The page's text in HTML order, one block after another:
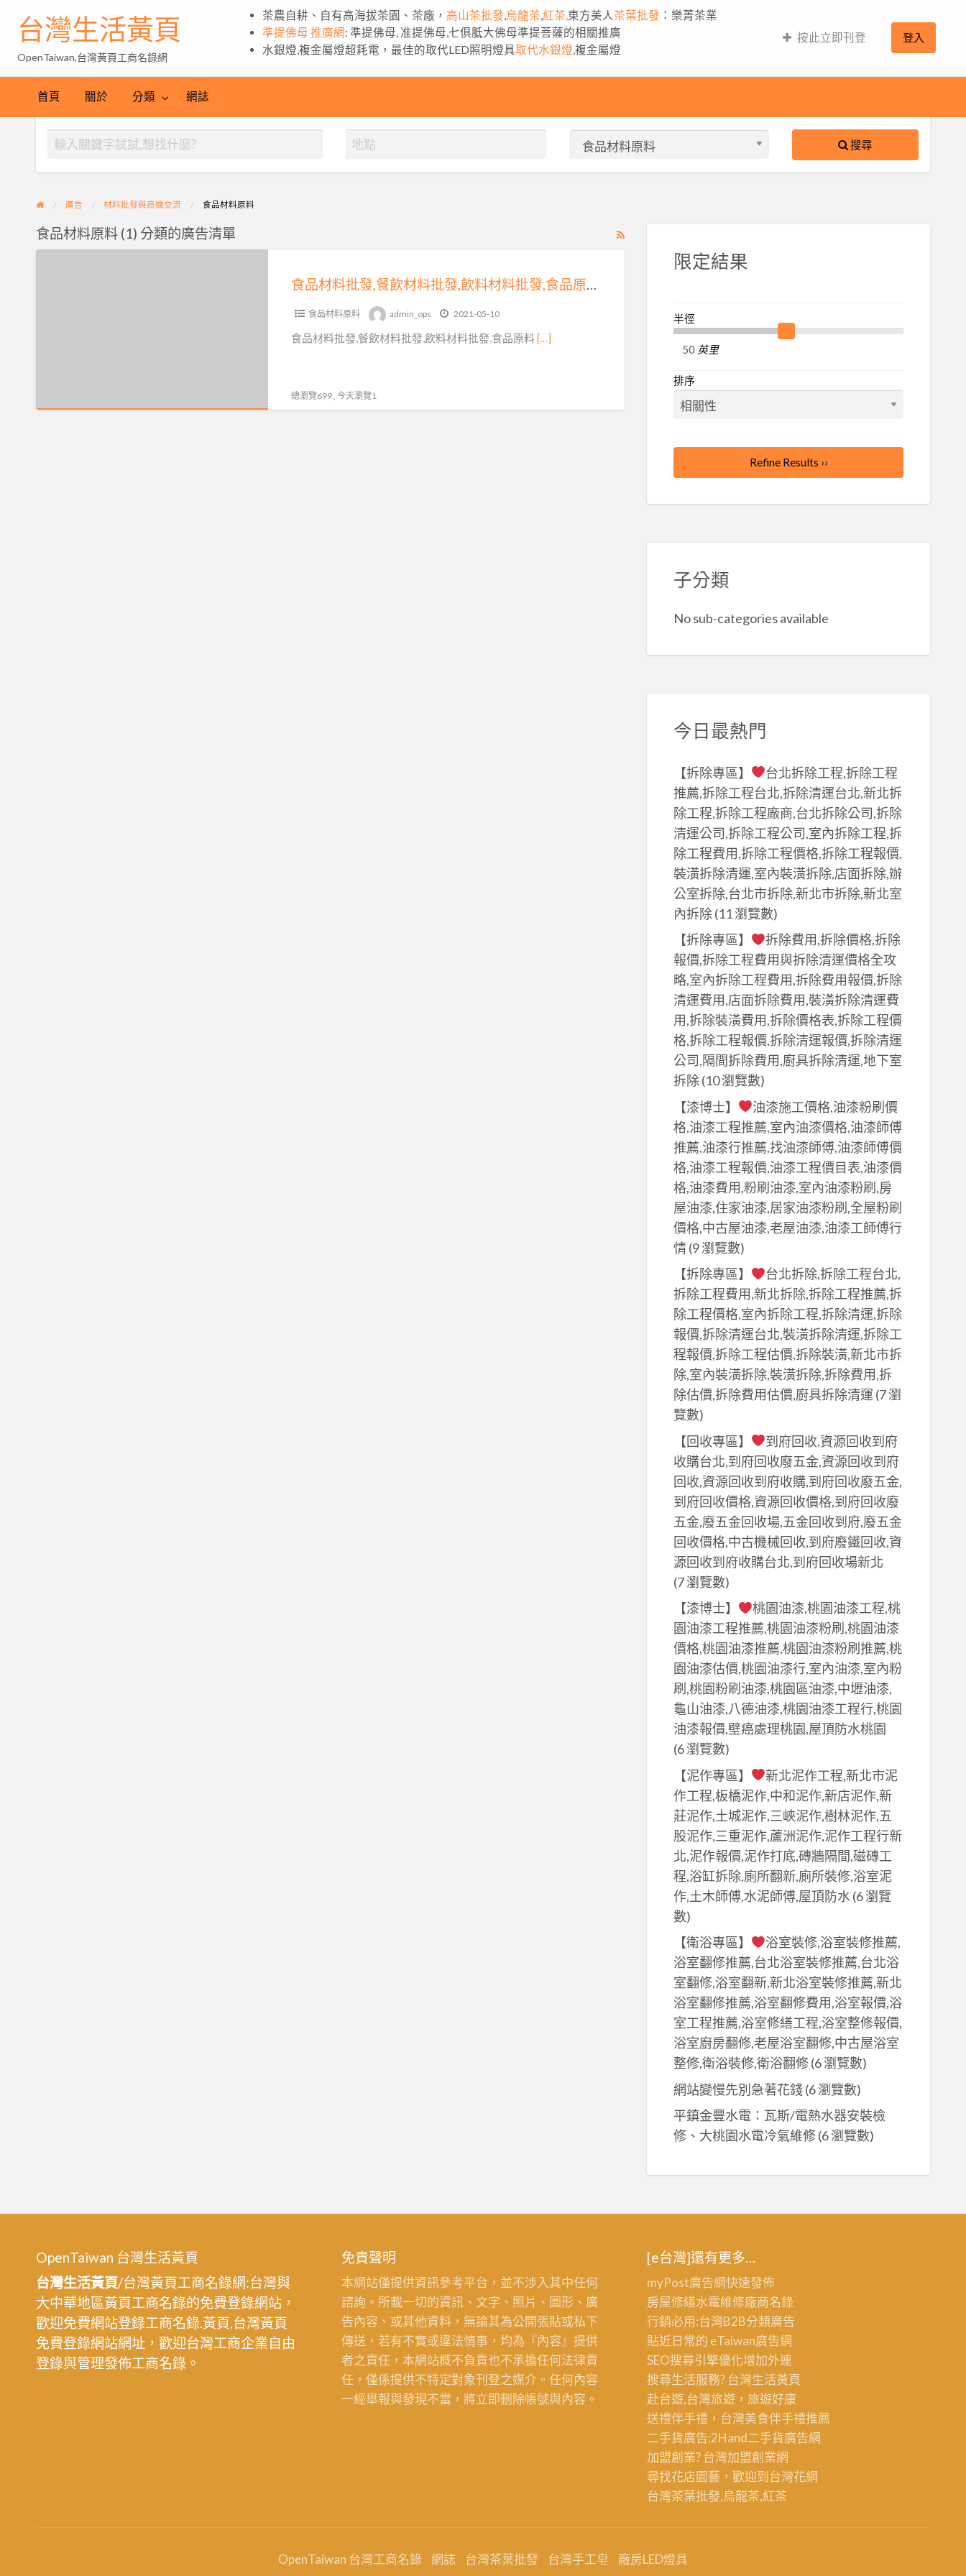
台灣生活黃頁
OpenTaiwan,台灣黃頁工商名錄網
茶農自耕、自有高海拔茶園、茶廠， 高山茶批發 烏龍茶 紅茶, 東方美人 茶葉批發 ：樂菁茶業
準提佛母 推廣網: 準提佛母, 准提佛母,七俱胝大佛母準提菩薩的相關推廣
水銀燈,複金屬燈超耗電，最佳的取代LED照明燈具取代水銀燈 ,複金屬燈
按此立即刊登 登入
首頁 關於 分類 網誌
搜尋
廣告 材料批發與商機交流 食品材料原料
RSS
原
食品材料原料 (1) 分類的廣告清單
材
食品材料批發,餐飲材料批發,飲料材料批發,食品原料批發免費刊登廣告推薦：台灣批發批貨網
食品材料原料 admin_ops 2021-05-10
食品材料批發,餐飲材料批發,飲料材料批發,食品原料[…]
總瀏覽699 , 今天瀏覽1
限定結果
半徑
英里
排序
Refine Results ››
子分類
No sub-categories available
今日最熱門
【拆除專區】
台北拆除工程,拆除工程
推薦,拆除工程台北,拆除清運台北,新北拆
除工程,拆除工程廠商,台北拆除公司,拆除
清運公司,拆除工程公司,室內拆除工程,拆
除工程費用,拆除工程價格,拆除工程報價,
裝潢拆除清運,室內裝潢拆除,店面拆除,辦
公室拆除,台北市拆除,新北市拆除,新北室
內拆除(11 瀏覽數)
【拆除專區】
拆除費用,拆除價格,拆除
報價,拆除工程費用與拆除清運價格全攻
略,室內拆除工程費用,拆除費用報價,拆除
清運費用,店面拆除費用,裝潢拆除清運費
用,拆除裝潢費用,拆除價格表,拆除工程價
格,拆除工程報價,拆除清運報價,拆除清運
公司,隔間拆除費用,廚具拆除清運,地下室
拆除(10 瀏覽數)
【漆博士】
油漆施工價格,油漆粉刷價
格,油漆工程推薦,室內油漆價格,油漆師傅
推薦,油漆行推薦,找油漆師傅,油漆師傅價
格,油漆工程報價,油漆工程價目表,油漆價
格,油漆費用,粉刷油漆,室內油漆粉刷,房
屋油漆,住家油漆,居家油漆粉刷,全屋粉刷
價格,中古屋油漆,老屋油漆,油漆工師傅行
情(9 瀏覽數)
【拆除專區】
台北拆除,拆除工程台北,
拆除工程費用,新北拆除,拆除工程推薦,拆
除工程價格,室內拆除工程,拆除清運,拆除
報價,拆除清運台北,裝潢拆除清運,拆除工
程報價,拆除工程估價,拆除裝潢,新北市拆
除,室內裝潢拆除,裝潢拆除,拆除費用,拆
除估價,拆除費用估價,廚具拆除清運 (7 瀏
覽數)
【回收專區】
到府回收,資源回收到府
收購台北,到府回收廢五金,資源回收到府
回收,資源回收到府收購,到府回收廢五金,
到府回收價格,資源回收價格,到府回收廢
五金,廢五金回收場,五金回收到府,廢五金
回收價格,中古機械回收,到府廢鐵回收,資
源回收到府收購台北,到府回收場新北
(7 瀏覽數)
【漆博士】
桃園油漆,桃園油漆工程,桃
園油漆工程推薦,桃園油漆粉刷,桃園油漆
價格,桃園油漆推薦,桃園油漆粉刷推薦,桃
園油漆估價,桃園油漆行,室內油漆,室內粉
刷,桃園粉刷油漆,桃園區油漆,中壢油漆,
龜山油漆,八德油漆,桃園油漆工程行,桃園
油漆報價,壁癌處理桃園,屋頂防水桃園
(6 瀏覽數)
【泥作專區】
新北泥作工程,新北市泥
作工程,板橋泥作,中和泥作,新店泥作,新
莊泥作,土城泥作,三峽泥作,樹林泥作,五
股泥作,三重泥作,蘆洲泥作,泥作工程行新
北,泥作報價,泥作打底,磚牆隔間,磁磚工
程,浴缸拆除,廁所翻新,廁所裝修,浴室泥
作,土木師傅,水泥師傅,屋頂防水(6 瀏覽
數)
【衛浴專區】
浴室裝修,浴室裝修推薦,
浴室翻修推薦,台北浴室裝修推薦,台北浴
室翻修,浴室翻新,新北浴室裝修推薦,新北
浴室翻修推薦,浴室翻修費用,浴室報價,浴
室工程推薦,浴室修繕工程,浴室整修報價,
浴室廚房翻修,老屋浴室翻修,中古屋浴室
整修,衛浴裝修,衛浴翻修(6 瀏覽數)
網站變慢先別急著花錢(6 瀏覽數)
平鎮金豐水電：瓦斯/電熱水器安裝檢
修、大桃園水電冷氣維修(6 瀏覽數)
OpenTaiwan 台灣生活黃頁
台灣生活黃頁/台灣黃頁工商名錄網:台灣與
大中華地區黃頁工商名錄的免費登錄網站，
歡迎免費網站登錄工商名錄.黃頁,台灣黃頁
免費登錄網站網址，歡迎台灣工商企業自由
登錄與管理發佈工商名錄。
免責聲明
本網站僅提供資訊參考平台，並不涉入其中任何
諮詢。所載一切的資訊、文字、照片、圖形、廣
告內容、或其他資料，無論其為公開張貼或私下
傳送，若有不實或違法情事，均為『內容』提供
者之責任，本網站概不負責也不承擔任何法律責
任，僅係提供不特定對象刊登之媒介。任何內容
一經舉報與發現不當，將立即刪除帳號與內容。
[e台灣]還有更多…
myPost廣告網快速發佈
房屋修繕水電維修廠商名錄
行銷必用:台灣B2B分類廣告
貼近日常的 eTaiwan廣告網
SEO搜尋引擎優化增加外連
搜尋生活服務? 台灣生活黃頁
赴台遊,台灣旅遊 ，旅遊好康
送禮伴手禮，台灣美食伴手禮推薦
二手貨廣告:2Hand二手貨廣告網
加盟創業? 台灣加盟創業網
尋找花店園藝，歡迎到 台灣花網
台灣茶葉批發,烏龍茶,紅茶
OpenTaiwan 台灣工商名錄 網誌 台灣茶葉批發 台灣手工皂 廠房LED燈具